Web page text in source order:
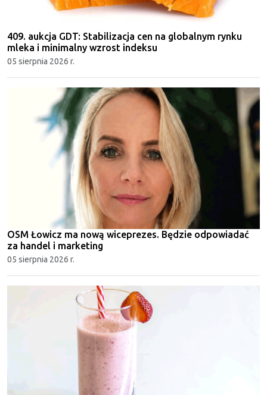
409. aukcja GDT: Stabilizacja cen na globalnym rynku
mleka i minimalny wzrost indeksu
05 sierpnia 2026 r.
OSM Łowicz ma nową wiceprezes. Będzie odpowiadać
za handel i marketing
05 sierpnia 2026 r.